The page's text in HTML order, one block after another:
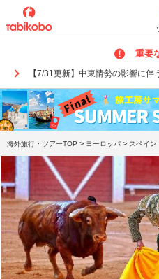
重要
【7/31更新】中東情勢の影響に
海外旅行・ツアーTOP > ヨーロッパ > スペイン